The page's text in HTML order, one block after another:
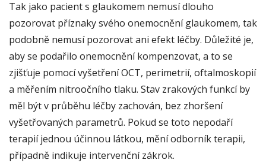
Tak jako pacient s glaukomem nemusí dlouho
pozorovat příznaky svého onemocnění glaukomem, tak
podobně nemusí pozorovat ani efekt léčby. Důležité je,
aby se podařilo onemocnění kompenzovat, a to se
zjišťuje pomocí vyšetření OCT, perimetrií, oftalmoskopií
a měřením nitroočního tlaku. Stav zrakových funkcí by
měl být v průběhu léčby zachován, bez zhoršení
vyšetřovaných parametrů. Pokud se toto nepodaří
terapií jednou účinnou látkou, mění odborník terapii,
případně indikuje intervenční zákrok.